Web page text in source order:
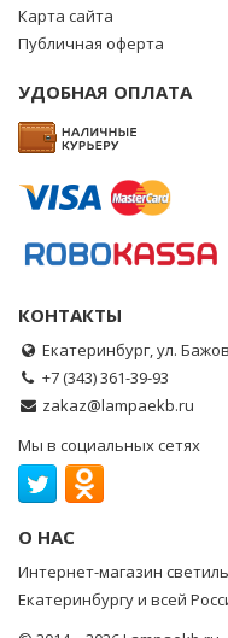
Карта сайта
Публичная оферта
УДОБНАЯ ОПЛАТА
КОНТАКТЫ
Екатеринбург, ул.
+7 (343) 361-39-93
zakaz@lampaekb.ru
Мы в социальных сетях
О НАС
Интернет-магазин
Екатеринбургу и всей